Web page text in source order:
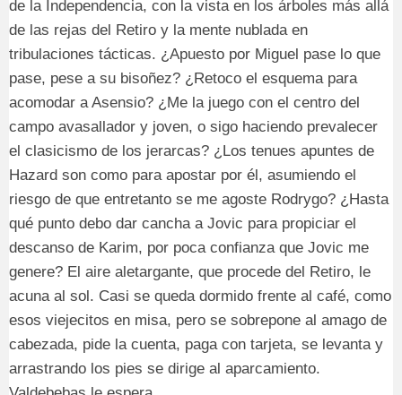
de la Independencia, con la vista en los árboles más allá
de las rejas del Retiro y la mente nublada en
tribulaciones tácticas. ¿Apuesto por Miguel pase lo que
pase, pese a su bisoñez? ¿Retoco el esquema para
acomodar a Asensio? ¿Me la juego con el centro del
campo avasallador y joven, o sigo haciendo prevalecer
el clasicismo de los jerarcas? ¿Los tenues apuntes de
Hazard son como para apostar por él, asumiendo el
riesgo de que entretanto se me agoste Rodrygo? ¿Hasta
qué punto debo dar cancha a Jovic para propiciar el
descanso de Karim, por poca confianza que Jovic me
genere? El aire aletargante, que procede del Retiro, le
acuna al sol. Casi se queda dormido frente al café, como
esos viejecitos en misa, pero se sobrepone al amago de
cabezada, pide la cuenta, paga con tarjeta, se levanta y
arrastrando los pies se dirige al aparcamiento.